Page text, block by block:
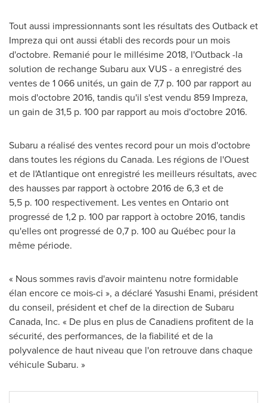
Tout aussi impressionnants sont les résultats des Outback et
Impreza qui ont aussi établi des records pour un mois
d'octobre. Remanié pour le millésime 2018, l'Outback -la
solution de rechange Subaru aux VUS - a enregistré des
ventes de 1 066 unités, un gain de 7,7 p. 100 par rapport au
mois d'octobre 2016, tandis qu'il s'est vendu 859 Impreza,
un gain de 31,5 p. 100 par rapport au mois d'octobre 2016.
Subaru a réalisé des ventes record pour un mois d'octobre
dans toutes les régions du Canada. Les régions de l'Ouest
et de l'Atlantique ont enregistré les meilleurs résultats, avec
des hausses par rapport à octobre 2016 de 6,3 et de
5,5 p. 100 respectivement. Les ventes en Ontarioont
progressé de 1,2 p. 100 par rapport à octobre 2016, tandis
qu'elles ont progressé de 0,7 p. 100 au Québec pour la
même période.
« Nous sommes ravis d'avoir maintenu notre formidable
élan encore ce mois-ci », a déclaréYasushi Enami, président
du conseil, président et chef de la direction deSubaru
Canada, Inc. « De plus en plus de Canadiens profitent de la
sécurité, des performances, de la fiabilité et de la
polyvalence de haut niveau que l'on retrouve dans chaque
véhicule Subaru. »